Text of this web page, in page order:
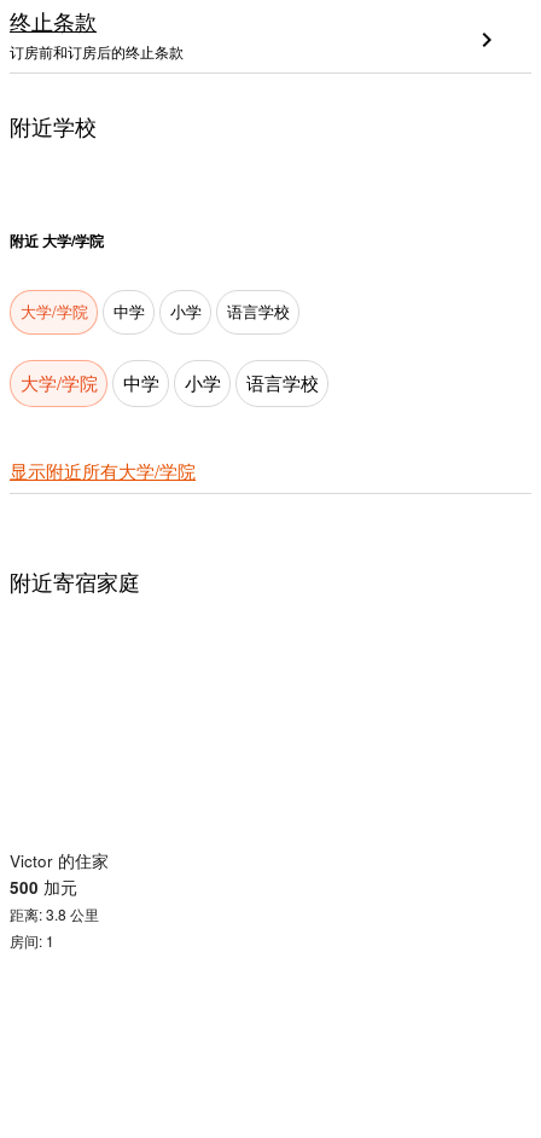
终止条款
订房前和订房后的终止条款 chevron_right
附近学校
附近大学/学院
大学/学院 中学 小学 语言学校
大学/学院 中学 小学 语言学校
显示附近所有大学/学院
附近寄宿家庭
Victor 的住家
500 加元
距离: 3.8 公里
房间: 1